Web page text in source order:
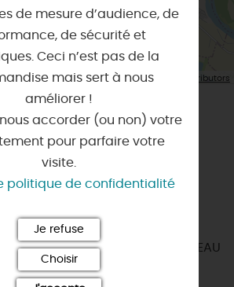
Leaflet| Map data ©OpenStreetMap contributors
SUR PLACE OU À
PROXIMITÉ
MAISON DE
45150 - JARGEAU
de mesure d’audience, de
de sécurité et
Ceci n’est pas de la
mais sert à nous
améliorer !
accorder (ou non) votre
pour parfaire votre
visite.
politique de confidentialité
Je refuse
Choisir